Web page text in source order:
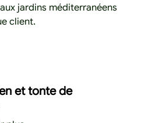
jardins méditerranéens
client.
pour en savoir plus
et tonte de